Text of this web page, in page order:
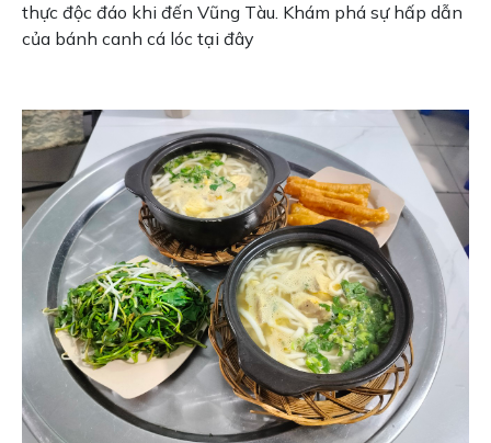
thực độc đáo khi đến Vũng Tàu. Khám phá sự hấp dẫn
của bánh canh cá lóc tại đây